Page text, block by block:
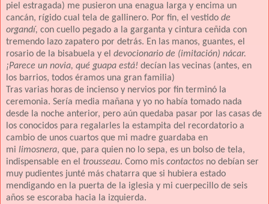
piel estragada) me pusieron una enagua larga y encima un
cancán, rígido cual tela de gallinero. Por fin, el vestido de
organdí, con cuello pegado a la garganta y cintura ceñida con
tremendo lazo zapatero por detrás. En las manos, guantes, el
rosario de la bisabuela y el devocionario de (imitación) nácar.
¡Parece un novia, qué guapa está! decían las vecinas (antes, en
los barrios, todos éramos una gran familia)
Tras varias horas de incienso y nervios por fin terminó la
ceremonia. Sería media mañana y yo no había tomado nada
desde la noche anterior, pero aún quedaba pasar por las casas de
los conocidos para regalarles la estampita del recordatorio a
cambio de unos cuartos que mi madre guardaba en
mi limosnera, que, para quien no lo sepa, es un bolso de tela,
indispensable en el trousseau. Como mis contactos no debían ser
muy pudientes junté más chatarra que si hubiera estado
mendigando en la puerta de la iglesia y mi cuerpecillo de seis
años se escoraba hacia la izquierda.